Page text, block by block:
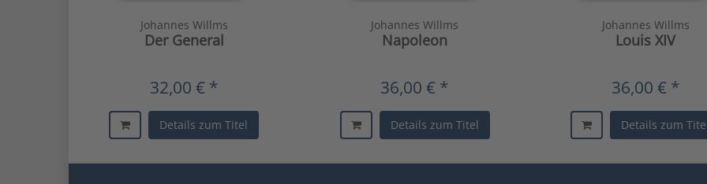
Johannes Willms
Der General
32,00 € *
Details zum Titel
Johannes Willms
Napoleon
36,00 € *
Details zum Titel
Johannes Willms
Louis XIV
36,00 € *
Details zum